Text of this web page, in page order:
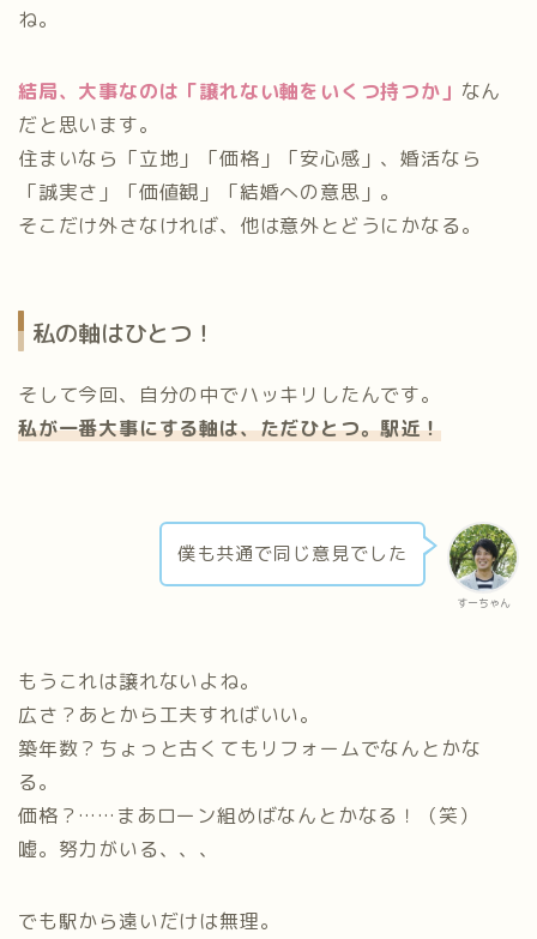
ね。
結局、大事なのは「譲れない軸をいくつ持つか」 なん
だと思います。
住まいなら「立地」「価格」「安心感」、婚活なら
「誠実さ」「価値観」「結婚への意思」。
そこだけ外さなければ、他は意外とどうにかなる。
私の軸はひとつ！
そして今回、自分の中でハッキリしたんです。
私が一番大事にする軸は、ただひとつ。駅近！
すーちゃん
僕も共通で同じ意見でした
もうこれは譲れないよね。
広さ？あとから工夫すればいい。
築年数？ちょっと古くてもリフォームでなんとかな
る。
価格？……まあローン組めばなんとかなる！（笑）
嘘。努力がいる、、、
でも駅から遠いだけは無理。